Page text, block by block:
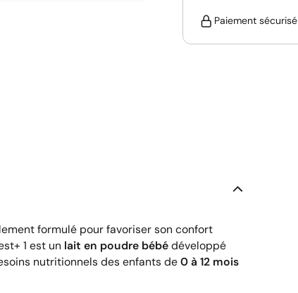
Paiement sécurisé
formulé pour favoriser son confort
1 est un lait en poudre bébédéveloppé
nutritionnels des enfants de0 à 12 mois